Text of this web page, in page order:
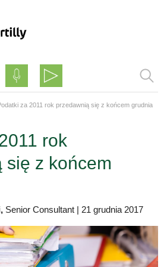
za 2011 rok przedawnią się z końcem grudnia
rok
się z końcem
Senior Consultant | 21 grudnia 2017